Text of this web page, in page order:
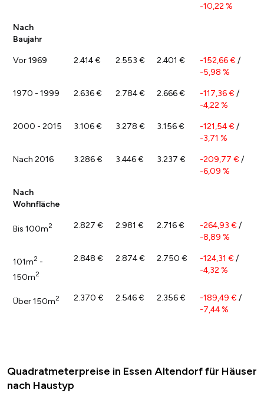
-10,22 %
Nach
Baujahr
Vor 1969 2.414 € 2.553 € 2.401 € -152,66 € /
-5,98 %
1970 - 1999 2.636 € 2.784 € 2.666 € -117,36 € /
-4,22 %
2000 - 2015 3.106 € 3.278 € 3.156 € -121,54 € /
-3,71 %
Nach 2016 3.286 € 3.446 € 3.237 € -209,77 € /
-6,09 %
Nach
Wohnfläche
Bis 100m2 2.827 € 2.981 € 2.716 € -264,93 € /
-8,89 %
101m2 -
150m2
2.848 € 2.874 € 2.750 € -124,31 € /
-4,32 %
Über 150m2 2.370 € 2.546 € 2.356 € -189,49 € /
-7,44 %
Quadratmeterpreise in Essen Altendorf für Häuser
nach Haustyp